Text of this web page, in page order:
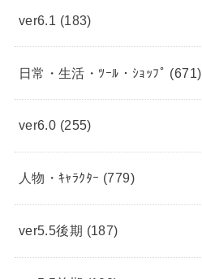
ver6.1 (183)
日常・生活・ﾂｰﾙ・ｼｮｯﾌﾟ (671)
ver6.0 (255)
人物・ｷｬﾗｸﾀｰ (779)
ver5.5後期 (187)